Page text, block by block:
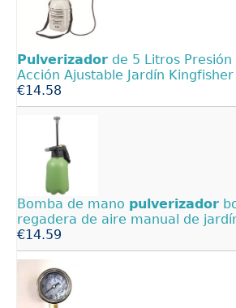
Pulverizador de 5 Litros
Acción Ajustable Jardín Kingfisher
€14.58
Bomba de mano pulverizador
regadera de aire manual de
€14.59